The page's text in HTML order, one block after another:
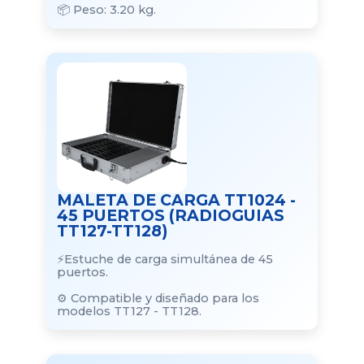
📦 Peso: 3.20 kg.
MALETA DE CARGA TT1024 -
45 PUERTOS (RADIOGUIAS
TT127-TT128)
⚡Estuche de carga simultánea de 45
puertos.
⚙️ Compatible y diseñado para los
modelos TT127 - TT128.